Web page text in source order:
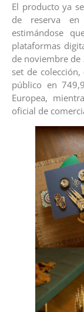
El producto ya
de reserva
estimándose
plataformas
de noviembre de
set de
público en
Europea,
oficial de